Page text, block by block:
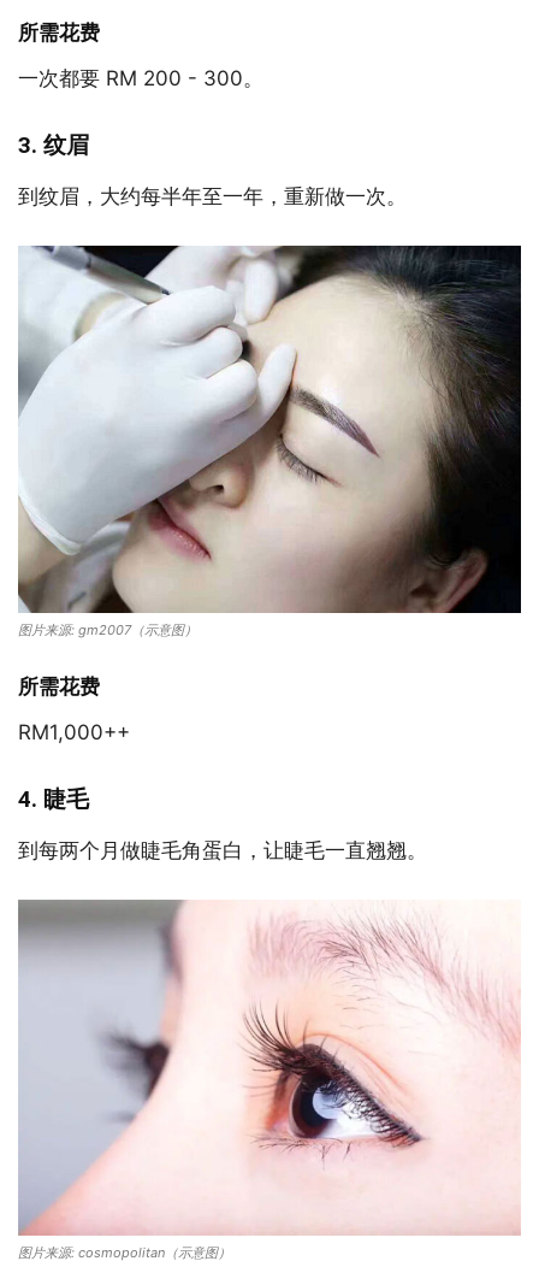
所需花费
一次都要 RM 200 - 300。
3. 纹眉
到纹眉，大约每半年至一年，重新做一次。
图片来源: gm2007（示意图）
所需花费
RM1,000++
4. 睫毛
到每两个月做睫毛角蛋白，让睫毛一直翘翘。
图片来源: cosmopolitan（示意图）